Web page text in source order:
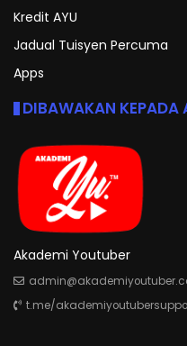
Kredit AYU
Jadual Tuisyen Percuma
Apps
DIBAWAKAN KEPADA
Akademi Youtuber
t.me/